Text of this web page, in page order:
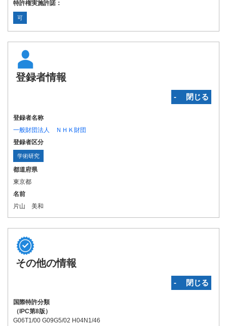
特許権実施許諾：
可
登録者情報
‐ 閉じる
登録者名称
一般財団法人 ＮＨＫ財団
登録者区分
学術研究
都道府県
東京都
名前
片山 美和
その他の情報
‐ 閉じる
国際特許分類
（IPC第8版）
G06T1/00 G09G5/02 H04N1/46